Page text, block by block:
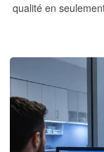
qualité en
permettre de
grande valeur
valorisation